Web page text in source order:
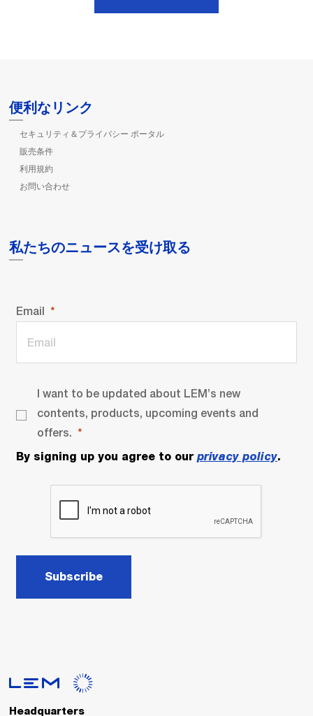
便利なリンク
セキュリティ＆プライバシー ポータル
販売条件
利用規約
お問い合わせ
私たちのニュースを受け取る
Email
I want to be updated about LEM’s new
contents, products, upcoming events and
offers.
By signing up you agree to our privacy policy.
Subscribe
Headquarters